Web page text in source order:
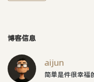
博客信息
aijun
简单是件很幸福